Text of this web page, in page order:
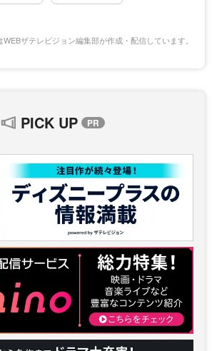
WEBザテレビジョン編集部が作成・配信しています。
PICK UP